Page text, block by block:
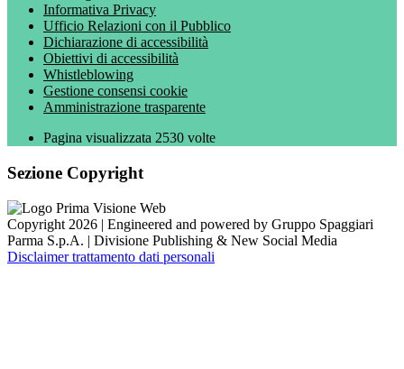
Informativa Privacy
Ufficio Relazioni con il Pubblico
Dichiarazione di accessibilità
Obiettivi di accessibilità
Whistleblowing
Gestione consensi cookie
Amministrazione trasparente
Pagina visualizzata 2530 volte
Sezione Copyright
Copyright 2026 | Engineered and powered by Gruppo Spaggiari
Parma S.p.A. | Divisione Publishing & New Social Media
Disclaimer trattamento dati personali